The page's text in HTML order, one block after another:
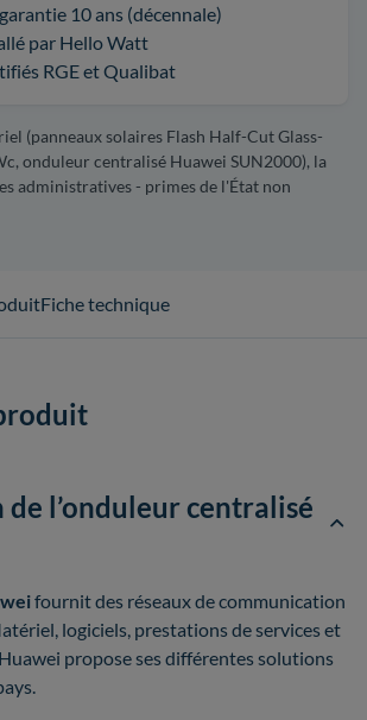
10 ans (décennale)
par Hello Watt
RGE et Qualibat
(panneaux solaires Flash Half-Cut Glass-
onduleur centralisé Huawei SUN2000), la
administratives - primes de l'État non
Fiche technique
l’onduleur centralisé
fournit des réseaux de communication
logiciels, prestations de services et
propose ses différentes solutions